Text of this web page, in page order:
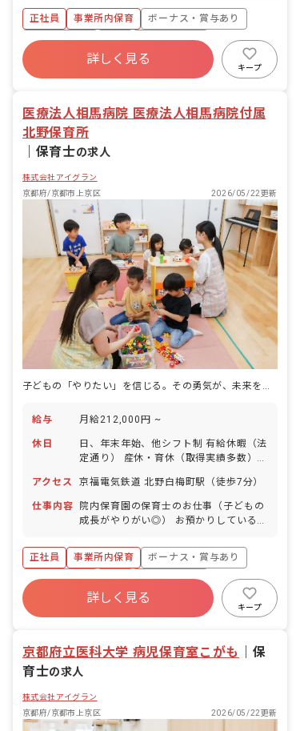
す。 ・食事・睡眠・排泄・清潔・衣類の
着脱等 ・集団生活を通じた社会性の装着
・行事の計画・実行、お知らせの作成
正社員 事業所内保育
ボーナス・賞与あり
社会保険完備
有給
福利厚生充実
昇給昇進あり
産休育休制度
詳しく見る
キープ
医療法人相馬病院 医療法人相馬病院付属
北野保育所
保育士の求人
株式会社アイグラン
京都府/京都市上京区
2026/05/22更新
子どもの「やりたい」を信じる。その勇気が、未来を創る鍵になる。
給与 月給212,000円 ~
休日
日、年末年始、他シフト制 有給休暇（法
定通り） 産休・育休（取得実績多数）
アクセス
京福電気鉄道 北野白梅町駅（徒歩7分）
仕事内容
院内保育園の保育士のお仕事（子どもの
成長がやりがい◎） お預かりしている子
食事・睡眠・排泄・清潔・衣類の着脱等
・集団生活を通じた社会性の装着 ・行事
の計画・実行、お知らせの作成
正社員 事業所内保育
ボーナス・賞与あり
社会保険完備
有給
福利厚生充実
昇給昇進あり
産休育休制度
詳しく見る
キープ
京都府立医科大学 病児保育室こがも
保
育士の求人
株式会社アイグラン
京都府/京都市上京区
2026/05/22更新